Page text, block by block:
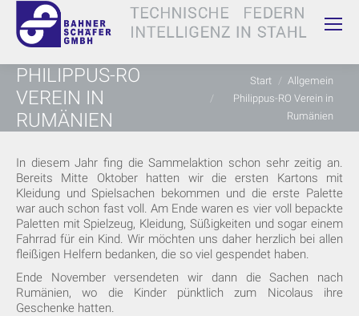
PHILIPPUS-RO
VEREIN IN
RUMÄNIEN
Sie befinden sich hier:
Start
Allgemein
Philippus-RO Verein in
Rumänien
In diesem Jahr fing die Sammelaktion schon sehr zeitig an.
Bereits Mitte Oktober hatten wir die ersten Kartons mit
Kleidung und Spielsachen bekommen und die erste Palette
war auch schon fast voll. Am Ende waren es vier voll bepackte
Paletten mit Spielzeug, Kleidung, Süßigkeiten und sogar einem
Fahrrad für ein Kind. Wir möchten uns daher herzlich bei allen
fleißigen Helfern bedanken, die so viel gespendet haben.
Ende November versendeten wir dann die Sachen nach
Rumänien, wo die Kinder pünktlich zum Nicolaus ihre
Geschenke hatten.